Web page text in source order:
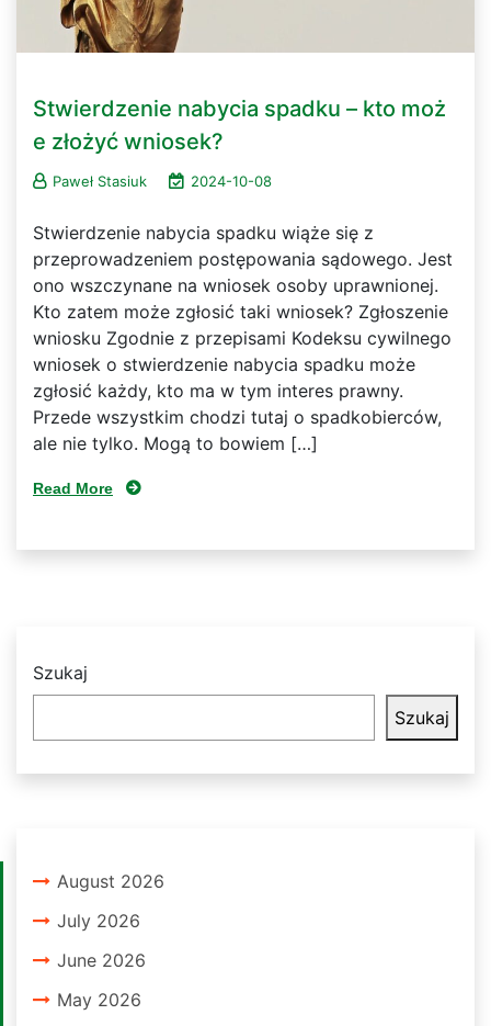
Stwierdzenie nabycia spadku – kto moż
e złożyć wniosek?
Paweł Stasiuk 2024-10-08
Stwierdzenie nabycia spadku wiąże się z
przeprowadzeniem postępowania sądowego. Jest
ono wszczynane na wniosek osoby uprawnionej.
Kto zatem może zgłosić taki wniosek? Zgłoszenie
wniosku Zgodnie z przepisami Kodeksu cywilnego
wniosek o stwierdzenie nabycia spadku może
zgłosić każdy, kto ma w tym interes prawny.
Przede wszystkim chodzi tutaj o spadkobierców,
ale nie tylko. Mogą to bowiem […]
Read More
Szukaj
Szukaj
August 2026
July 2026
June 2026
May 2026